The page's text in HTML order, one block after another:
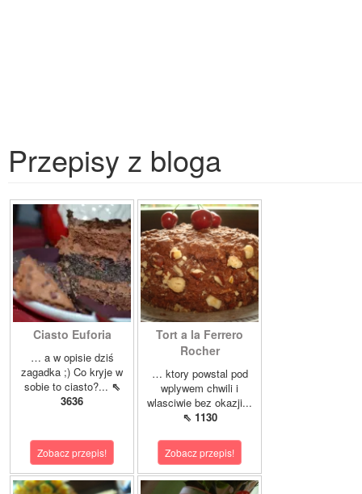
Przepisy z bloga
Ciasto Euforia
… a w opisie dziś
zagadka ;) Co kryje w
sobie to ciasto?... ⇖
3636
Zobacz przepis!
Tort a la Ferrero
Rocher
… ktory powstal pod
wplywem chwili i
wlasciwie bez okazji...
⇖ 1130
Zobacz przepis!